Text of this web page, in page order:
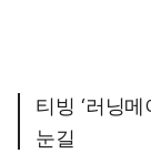
티빙 ‘러닝메
눈길